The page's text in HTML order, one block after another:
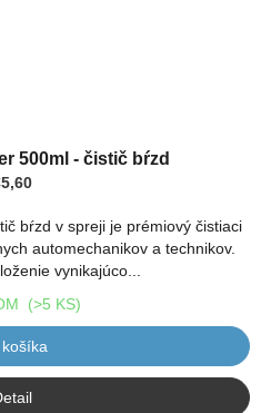
500ml - čistič bŕzd
bŕzd v spreji je prémiový čistiaci
automechanikov a technikov.
vynikajúco...
(>5 KS)
košíka